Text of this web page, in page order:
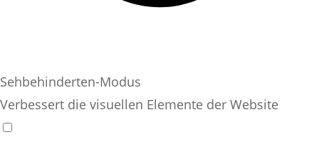
Sehbehinderten-Modus
Verbessert die visuellen Elemente der Website